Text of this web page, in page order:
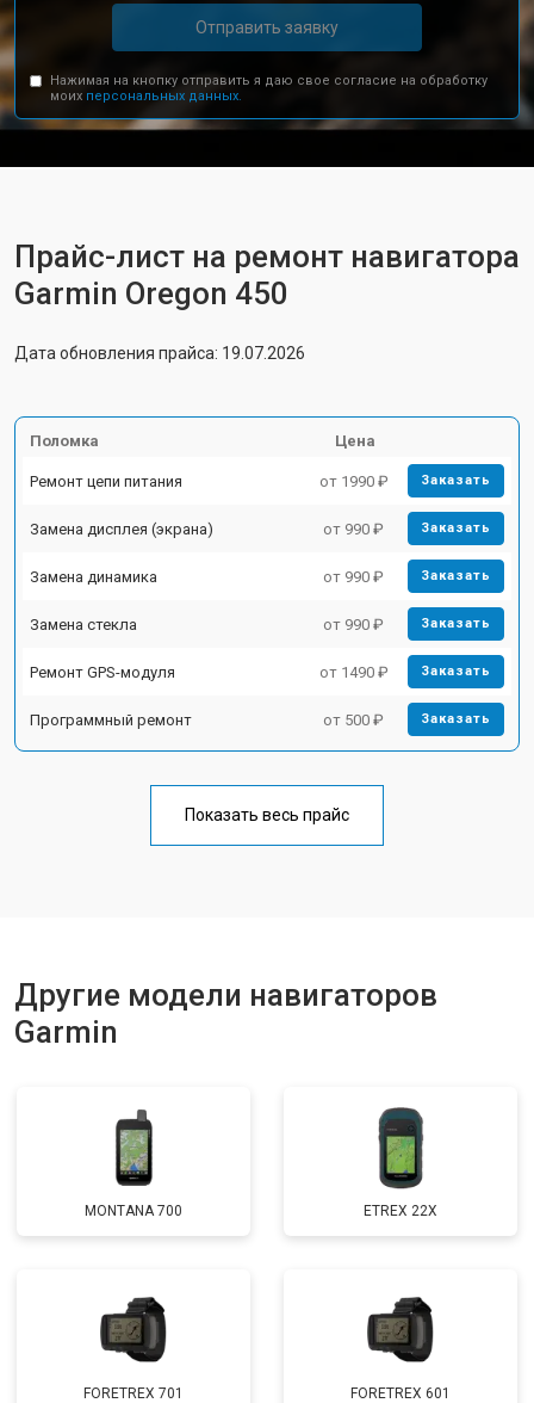
Отправить заявку
Нажимая на кнопку отправить я даю свое согласие на обработку
моих персональных данных.
Прайс-лист на ремонт навигатора
Garmin Oregon 450
Дата обновления прайса: 19.07.2026
Поломка Цена
Ремонт цепи питания от 1990 ₽ Заказать
Замена дисплея (экрана) от 990 ₽ Заказать
Замена динамика от 990 ₽ Заказать
Замена стекла от 990 ₽ Заказать
Ремонт GPS-модуля от 1490 ₽ Заказать
Программный ремонт от 500 ₽ Заказать
Показать весь прайс
Другие модели навигаторов
Garmin
MONTANA 700 ETREX 22X
FORETREX 701 FORETREX 601